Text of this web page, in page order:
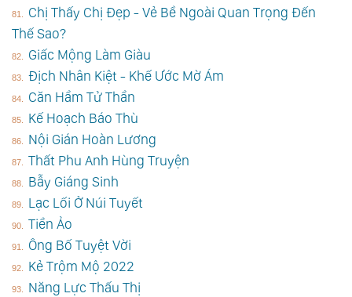
Chị Thấy Chị Đẹp - Vẻ Bề Ngoài Quan Trọng Đến
Thế Sao?
Giấc Mộng Làm Giàu
Địch Nhân Kiệt - Khế Ước Mờ Ám
Căn Hầm Tử Thần
Kế Hoạch Báo Thù
Nội Gián Hoàn Lương
Thất Phu Anh Hùng Truyện
Bẫy Giáng Sinh
Lạc Lối Ở Núi Tuyết
Tiền Ảo
Ông Bố Tuyệt Vời
Kẻ Trộm Mộ 2022
Năng Lực Thấu Thị